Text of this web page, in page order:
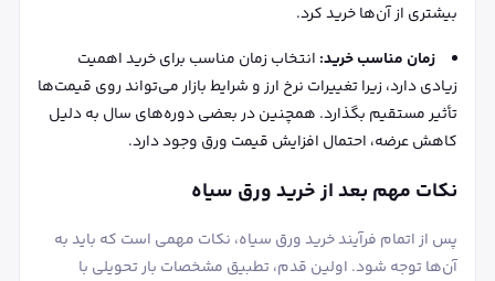
بیشتری از آن‌ها خرید کرد.
زمان مناسب خرید: انتخاب زمان مناسب برای خرید اهمیت
زیادی دارد، زیرا تغییرات نرخ ارز و شرایط بازار می‌تواند روی قیمت‌ها
تأثیر مستقیم بگذارد. همچنین در بعضی دوره‌های سال به دلیل
کاهش عرضه، احتمال افزایش قیمت ورق وجود دارد.
نکات مهم بعد از خرید ورق سیاه
پس از اتمام فرآیند خرید ورق سیاه، نکات مهمی است که باید به
آن‌ها توجه شود. اولین قدم، تطبیق مشخصات بار تحویلی با